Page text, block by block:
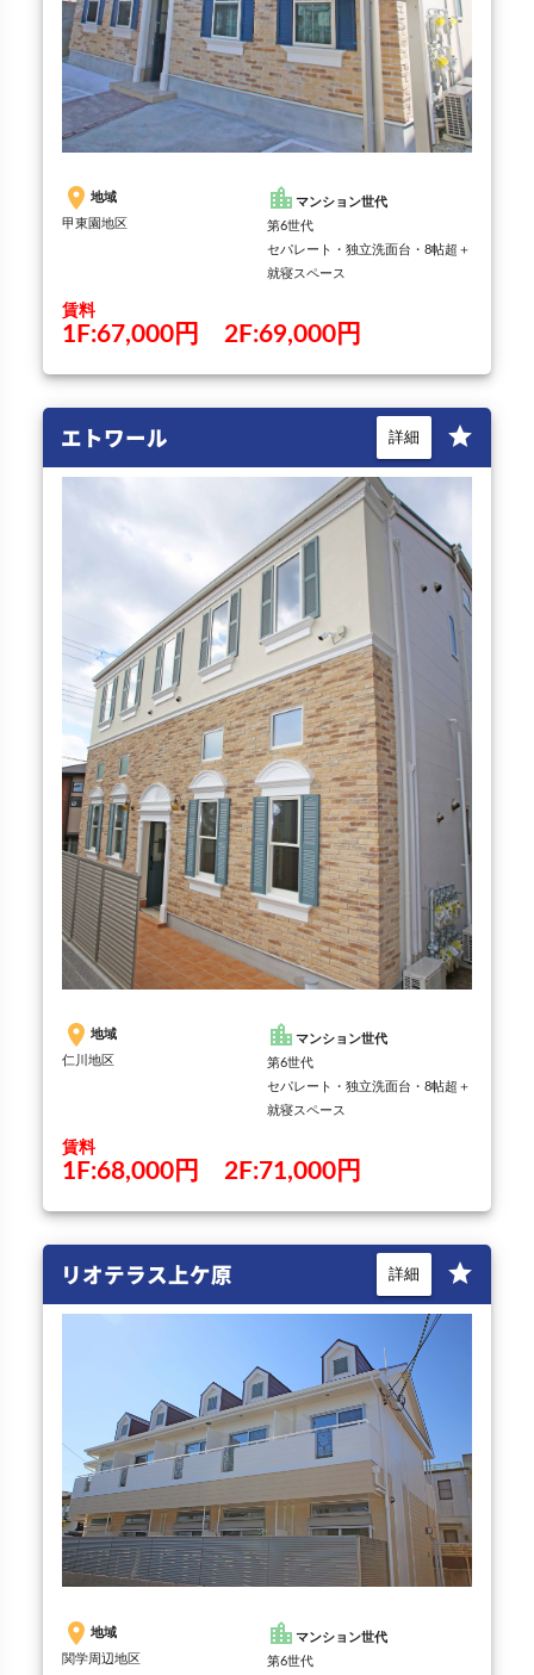
place 地域
甲東園地区
location_city マンション世代
第6世代
セパレート・独立洗面台・8帖超＋
就寝スペース
賃料
1F:67,000円 2F:69,000円
エトワール star
詳細
place 地域
仁川地区
location_city マンション世代
第6世代
セパレート・独立洗面台・8帖超＋
就寝スペース
賃料
1F:68,000円 2F:71,000円
リオテラス上ケ原 star
詳細
place 地域
関学周辺地区
location_city マンション世代
第6世代